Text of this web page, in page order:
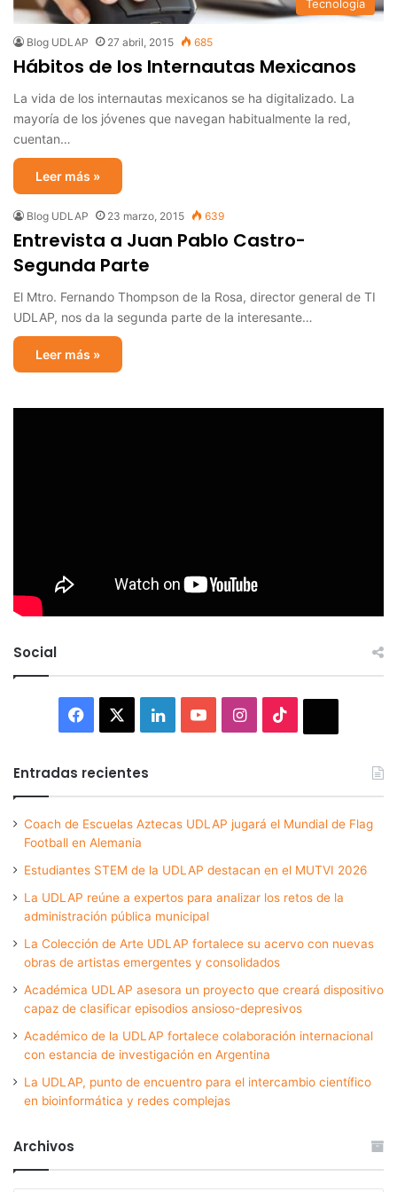
Tecnología
Blog UDLAP 27 abril, 2015 685
Hábitos de los Internautas Mexicanos
La vida de los internautas mexicanos se ha digitalizado. La
mayoría de los jóvenes que navegan habitualmente la red,
cuentan…
Leer más »
Blog UDLAP 23 marzo, 2015 639
Entrevista a Juan Pablo Castro-
Segunda Parte
El Mtro. Fernando Thompson de la Rosa, director general de TI
UDLAP, nos da la segunda parte de la interesante…
Leer más »
Social
Facebook LinkedInYouTubeInstagram
Entradas recientes
Coach de Escuelas Aztecas UDLAP jugará el Mundial de Flag
Football en Alemania
Estudiantes STEM de la UDLAP destacan en el MUTVI 2026
La UDLAP reúne a expertos para analizar los retos de la
administración pública municipal
La Colección de Arte UDLAP fortalece su acervo con nuevas
obras de artistas emergentes y consolidados
Académica UDLAP asesora un proyecto que creará dispositivo
capaz de clasificar episodios ansioso-depresivos
Académico de la UDLAP fortalece colaboración internacional
con estancia de investigación en Argentina
La UDLAP, punto de encuentro para el intercambio científico
en bioinformática y redes complejas
Archivos